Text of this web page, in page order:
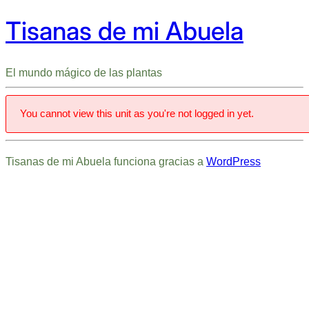
Tisanas de mi Abuela
El mundo mágico de las plantas
You cannot view this unit as you're not logged in yet.
Tisanas de mi Abuela funciona gracias a WordPress